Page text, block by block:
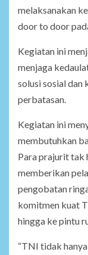
melaksanakan
door to door
Kegiatan ini
menjaga
solusi sosial dan
perbatasan.
Kegiatan ini
membutuhkan
Para prajurit tak
memberikan
pengobatan
komitmen kuat
hingga ke pintu
“TNI tidak